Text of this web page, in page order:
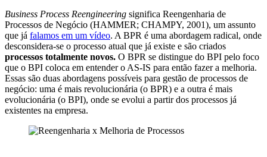
Business Process Reengineering significa Reengenharia de
Processos de Negócio (HAMMER; CHAMPY, 2001), um assunto
que já falamos em um vídeo. A BPR é uma abordagem radical, onde
desconsidera-se o processo atual que já existe e são criados
processos totalmente novos. O BPR se distingue do BPI pelo foco
que o BPI coloca em entender o AS-IS para então fazer a melhoria.
Essas são duas abordagens possíveis para gestão de processos de
negócio: uma é mais revolucionária (o BPR) e a outra é mais
evolucionária (o BPI), onde se evolui a partir dos processos já
existentes na empresa.